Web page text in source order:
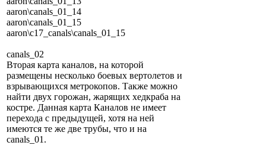
aaron\canals_01_14
aaron\canals_01_15
aaron\c17_canals\canals_01_15
canals_02
Вторая карта каналов, на которой
размещены несколько боевых вертолетов и
взрывающихся метрокопов. Также можно
найти двух горожан, жарящих хедкраба на
костре. Данная карта Каналов не имеет
перехода с предыдущей, хотя на ней
имеются те же две трубы, что и на
canals_01.